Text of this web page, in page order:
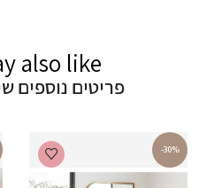
also like
פריטים נוספים
-30%